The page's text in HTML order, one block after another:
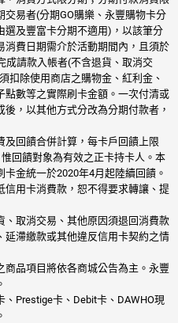
交易者(分期GO購樂、永豐購物卡分
選及豐富卡分期不適用)，以該筆分
消費日期需介於活動期間內，且須於
成請款入帳者(不含退貨、取消交
扣除使用商店之購物金、紅利金、
點數等之實際刷卡金額。一次付清或
，以其他方式分改為分期付款者，
及回饋合併計算，每卡戶回饋上限
回饋對象為有效之正卡持卡人。本
金統一於2020年4月起陸續回饋。
信用卡消費款，恕不得要求轉讓、提
、取消交易、其他原因須退回消費款
延滯繳款或其他違反信用卡契約之情
商品項目將依各商城公告為主。永豐
Prestige卡、Debit卡、DAWHO現